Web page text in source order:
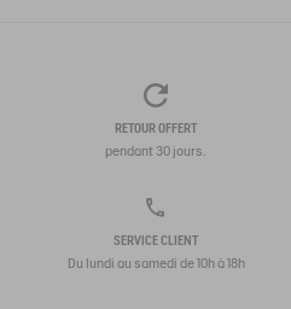
RETOUR OFFERT
pendant 30 jours.
SERVICE CLIENT
Du lundi au samedi de 10h à 18h